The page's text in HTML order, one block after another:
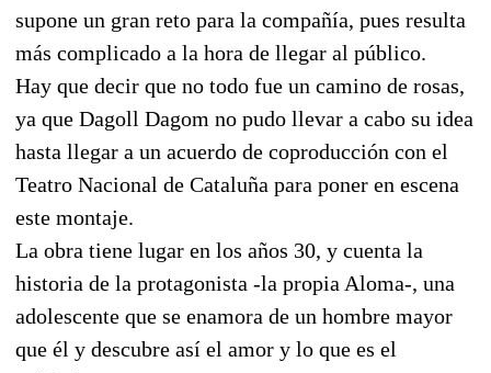
supone un gran reto para la compañía, pues resulta
más complicado a la hora de llegar al público.
Hay que decir que no todo fue un camino de rosas,
ya que Dagoll Dagom no pudo llevar a cabo su idea
hasta llegar a un acuerdo de coproducción con el
Teatro Nacional de Cataluña para poner en escena
este montaje.
La obra tiene lugar en los años 30, y cuenta la
historia de la protagonista -la propia Aloma-, una
adolescente que se enamora de un hombre mayor
que él y descubre así el amor y lo que es el